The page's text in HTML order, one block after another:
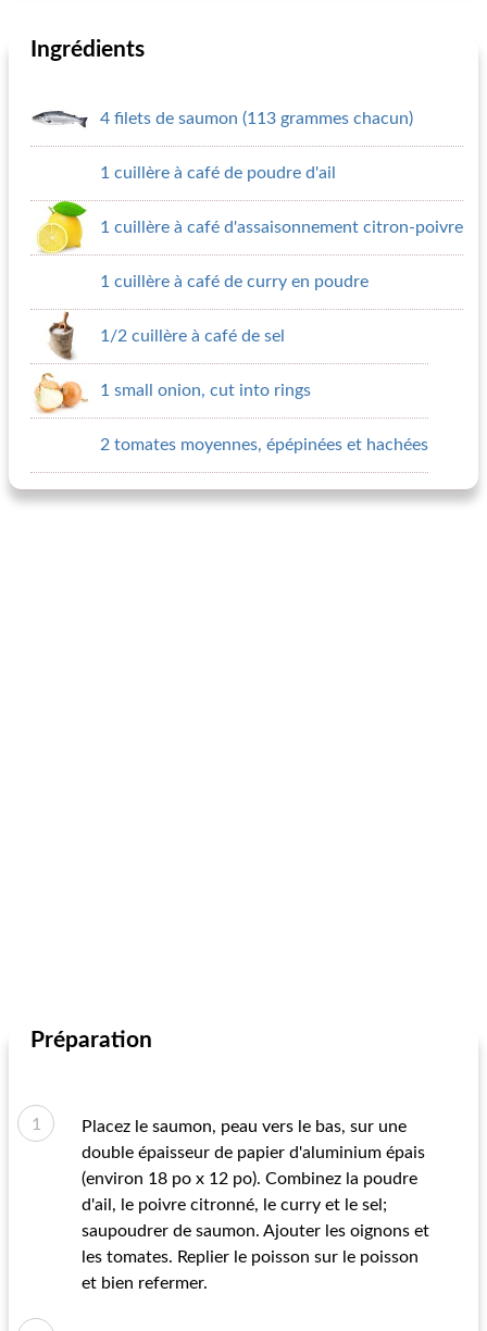
Ingrédients
4 filets de saumon (113 grammes chacun)
1 cuillère à café de poudre d'ail
1 cuillère à café d'assaisonnement citron-poivre
1 cuillère à café de curry en poudre
1/2 cuillère à café de sel
1 small onion, cut into rings
2 tomates moyennes, épépinées et hachées
Préparation
Placez le saumon, peau vers le bas, sur une
double épaisseur de papier d'aluminium épais
(environ 18 po x 12 po). Combinez la poudre
d'ail, le poivre citronné, le curry et le sel;
saupoudrer de saumon. Ajouter les oignons et
les tomates. Replier le poisson sur le poisson
et bien refermer.